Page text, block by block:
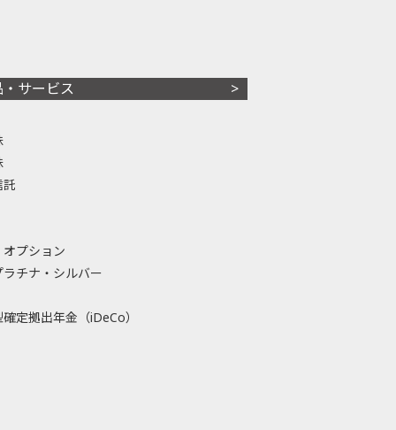
・サービス
託
プション
ラチナ・シルバー
定拠出年金（iDeCo）